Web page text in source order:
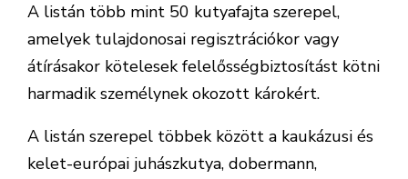
A listán több mint 50 kutyafajta szerepel,
amelyek tulajdonosai regisztrációkor vagy
átírásakor kötelesek felelősségbiztosítást kötni
harmadik személynek okozott károkért.
A listán szerepel többek között a kaukázusi és
kelet-európai juhászkutya, dobermann,